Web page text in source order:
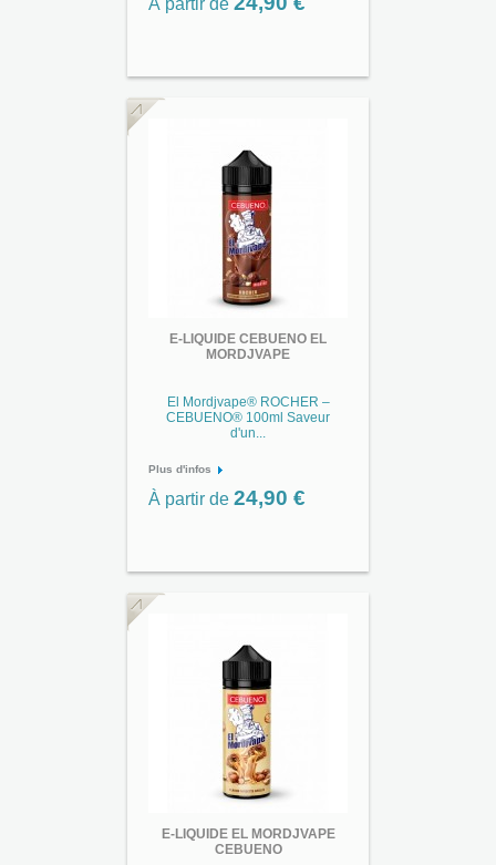
E-LIQUIDE CEBUENO EL
MORDJVAPE
El Mordjvape® ROCHER –
CEBUENO® 100ml Saveur
d'un...
Plus d'infos
À partir de 24,90 €
E-LIQUIDE EL MORDJVAPE
CEBUENO